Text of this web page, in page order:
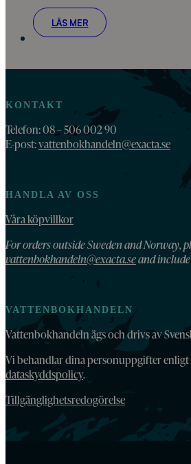
LÄS MER
KONTAKT
Telefon: 08 – 506 002 90
E-post:vattenbokhandeln@exacta.se
HANDLA AV OSS
Våra köpvillkor
For orders outside Sweden and Norway,
vattenbokhandeln@exacta.seand
VATTENBOKHANDELN
Vattenbokhandeln ägs och drivs av
Vi behandlar dina personuppgifter enligt
dataskyddspolicy.
Tillgänglighetsredogörelse